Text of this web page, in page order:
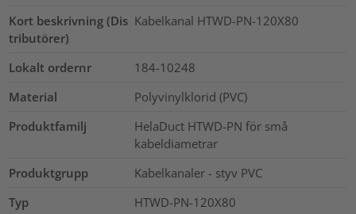
Kort beskrivning (Dis
tributörer)
Kabelkanal HTWD-PN-120X80
Lokalt ordernr
184-10248
Material
Polyvinylklorid (PVC)
Produktfamilj
HelaDuct HTWD-PN för små
kabeldiametrar
Produktgrupp
Kabelkanaler - styv PVC
Typ
HTWD-PN-120X80